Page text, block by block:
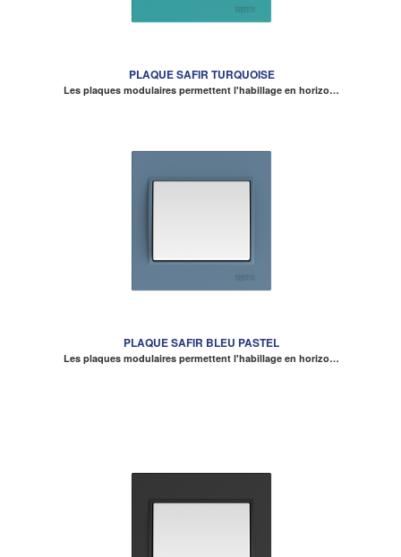
PLAQUE SAFIR TURQUOISE
Les plaques modulaires permettent l'habillage en horizo…
PLAQUE SAFIR BLEU PASTEL
Les plaques modulaires permettent l'habillage en horizo…